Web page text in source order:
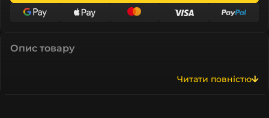
Опис товару
Читати повністю